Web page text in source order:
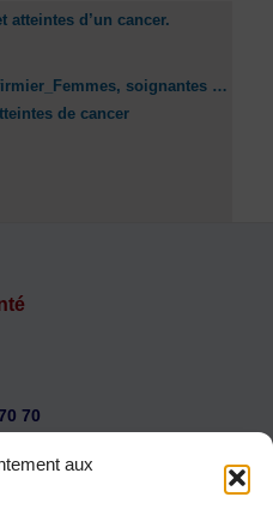
aux
atteintes d’un cancer.
soignantes …
de cancer
70